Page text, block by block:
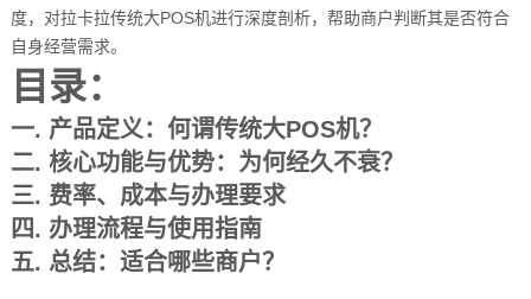
度，对拉卡拉传统大POS机进行深度剖析，帮助商户判断其是否符合
自身经营需求。
目录：
一. 产品定义：何谓传统大POS机？
二. 核心功能与优势：为何经久不衰？
三. 费率、成本与办理要求
四. 办理流程与使用指南
五. 总结：适合哪些商户？